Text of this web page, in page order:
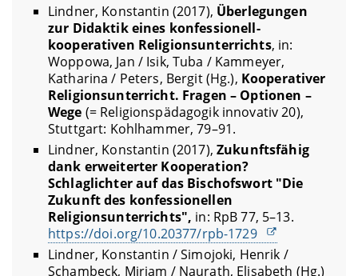
Lindner, Konstantin (2017), Überlegungen
zur Didaktik eines konfessionell-
kooperativen Religionsunterrichts, in:
Woppowa, Jan / Isik, Tuba / Kammeyer,
Katharina / Peters, Bergit (Hg.), Kooperativer
Religionsunterricht. Fragen – Optionen –
Wege (= Religionspädagogik innovativ 20),
Stuttgart: Kohlhammer, 79–91.
Lindner, Konstantin (2017), Zukunftsfähig
dank erweiterter Kooperation?
Schlaglichter auf das Bischofswort "Die
Zukunft des konfessionellen
Religionsunterrichts", in: RpB 77, 5–13.
https://doi.org/10.20377/rpb-1729
Lindner, Konstantin / Simojoki, Henrik /
Schambeck, Mirjam / Naurath, Elisabeth (Hg.)